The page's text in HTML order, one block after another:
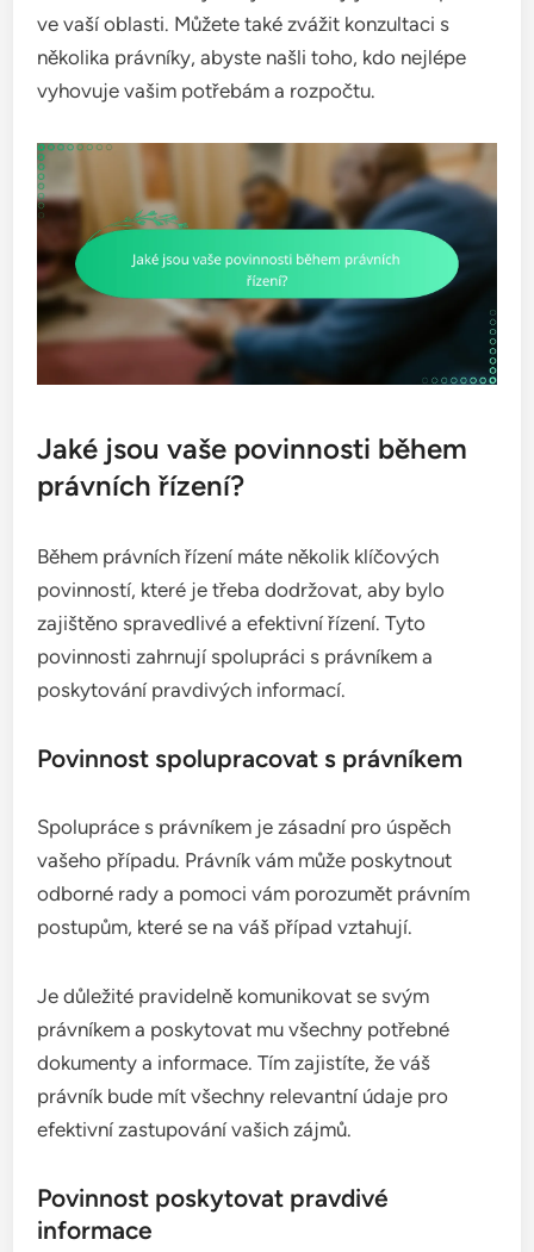
ve vaší oblasti. Můžete také zvážit konzultaci s
několika právníky, abyste našli toho, kdo nejlépe
vyhovuje vašim potřebám a rozpočtu.
Jaké jsou vaše povinnosti během
právních řízení?
Během právních řízení máte několik klíčových
povinností, které je třeba dodržovat, aby bylo
zajištěno spravedlivé a efektivní řízení. Tyto
povinnosti zahrnují spolupráci s právníkem a
poskytování pravdivých informací.
Povinnost spolupracovat s právníkem
Spolupráce s právníkem je zásadní pro úspěch
vašeho případu. Právník vám může poskytnout
odborné rady a pomoci vám porozumět právním
postupům, které se na váš případ vztahují.
Je důležité pravidelně komunikovat se svým
právníkem a poskytovat mu všechny potřebné
dokumenty a informace. Tím zajistíte, že váš
právník bude mít všechny relevantní údaje pro
efektivní zastupování vašich zájmů.
Povinnost poskytovat pravdivé
informace